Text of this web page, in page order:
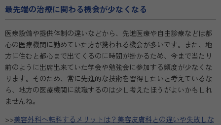
最先端の治療に関わる機会が少なくなる
医療設備や提供体制の違いなどから、先進医療や自由診療などは都
心の医療機関に勤めていた方が携われる機会が多いです。また、地
方に住むと都心まで出てくるのに時間が掛かるため、今まで当たり
前のように出席出来ていた学会や勉強会に参加する頻度が少なくな
ります。そのため、常に先進的な技術を習得したいと考えているな
ら、地方の医療機関に就職するのは少し考えたほうがよいかもしれ
ませんね。
>>美容外科へ転科するメリットは？美容皮膚科との違いや失敗しな